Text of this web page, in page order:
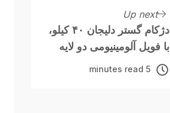
Up next
دژکام گستر دلیجان ۴۰ کیلو،
با فویل آلومینیومی دو لایه
5 minutes read